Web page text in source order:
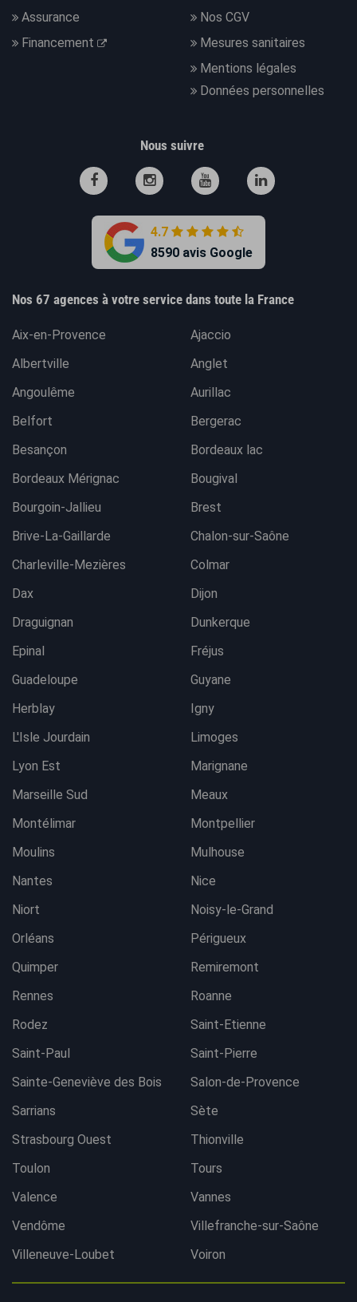
Assurance
Financement
Nos CGV
Mesures sanitaires
Mentions légales
Données personnelles
Nous suivre
4.7
8590 avis Google
Nos 67 agences à votre service dans toute la France
Aix-en-Provence
Ajaccio
Albertville
Anglet
Angoulême
Aurillac
Belfort
Bergerac
Besançon
Bordeaux lac
Bordeaux Mérignac
Bougival
Bourgoin-Jallieu
Brest
Brive-La-Gaillarde
Chalon-sur-Saône
Charleville-Mezières
Colmar
Dax
Dijon
Draguignan
Dunkerque
Epinal
Fréjus
Guadeloupe
Guyane
Herblay
Igny
L'Isle Jourdain
Limoges
Lyon Est
Marignane
Marseille Sud
Meaux
Montélimar
Montpellier
Moulins
Mulhouse
Nantes
Nice
Niort
Noisy-le-Grand
Orléans
Périgueux
Quimper
Remiremont
Rennes
Roanne
Rodez
Saint-Etienne
Saint-Paul
Saint-Pierre
Sainte-Geneviève des Bois
Salon-de-Provence
Sarrians
Sète
Strasbourg Ouest
Thionville
Toulon
Tours
Valence
Vannes
Vendôme
Villefranche-sur-Saône
Villeneuve-Loubet
Voiron